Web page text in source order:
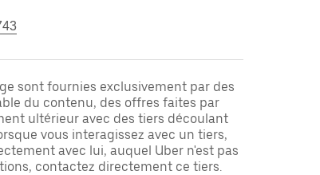
sont fournies exclusivement par des
du contenu, des offres faites par
ultérieur avec des tiers découlant
vous interagissez avec un tiers,
avec lui, auquel Uber n'est pas
contactez directement ce tiers.